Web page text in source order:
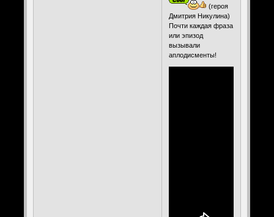
(героя
Дмитрия Никулина)
Почти каждая фраза
или эпизод
вызывали
аплодисменты!